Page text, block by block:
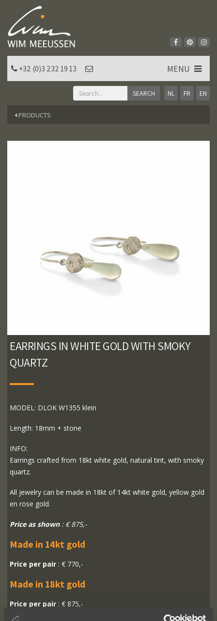
NL FR EN
+32 (0)3 232 19 13 MENU
PRODUCTS
EARRINGS IN WHITE GOLD WITH SMOKY
QUARTZ
MODEL: DLOK W1355 klein
Length: 18mm + stone
INFO:
Earrings crafted from 18kt white gold, natural tint, with smoky
quartz.
All jewelry can be made in 18kt of 14kt white gold, yellow gold
en rose gold.
Price as shown: € 875,-
Made in 14kt gold
Price per pair : € 770,-
Made in 18kt gold
Price per pair : € 875,-